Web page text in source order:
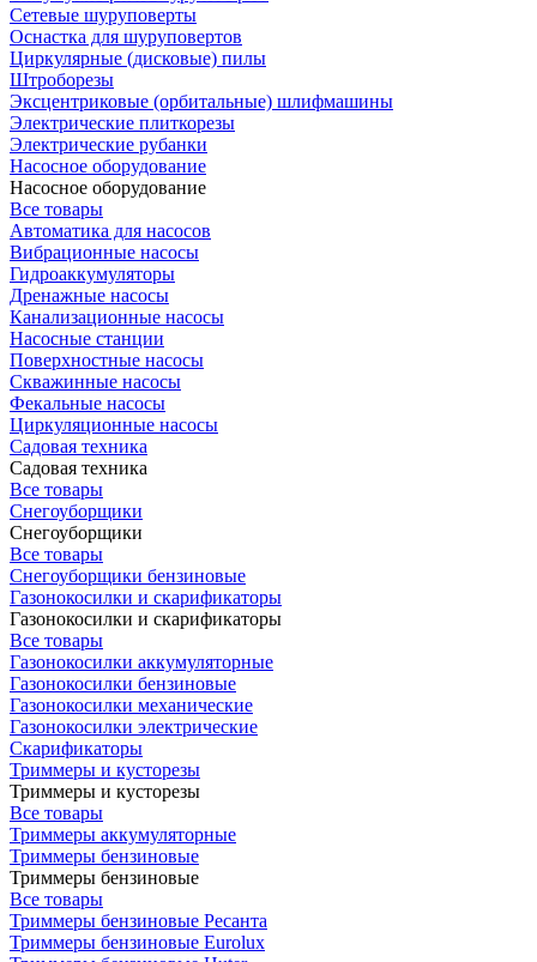
Сетевые шуруповерты
Оснастка для шуруповертов
Циркулярные (дисковые) пилы
Штроборезы
Эксцентриковые (орбитальные) шлифмашины
Электрические плиткорезы
Электрические рубанки
Насосное оборудование
Насосное оборудование
Все товары
Автоматика для насосов
Вибрационные насосы
Гидроаккумуляторы
Дренажные насосы
Канализационные насосы
Насосные станции
Поверхностные насосы
Скважинные насосы
Фекальные насосы
Циркуляционные насосы
Садовая техника
Садовая техника
Все товары
Снегоуборщики
Снегоуборщики
Все товары
Снегоуборщики бензиновые
Газонокосилки и скарификаторы
Газонокосилки и скарификаторы
Все товары
Газонокосилки аккумуляторные
Газонокосилки бензиновые
Газонокосилки механические
Газонокосилки электрические
Скарификаторы
Триммеры и кусторезы
Триммеры и кусторезы
Все товары
Триммеры аккумуляторные
Триммеры бензиновые
Триммеры бензиновые
Все товары
Триммеры бензиновые Ресанта
Триммеры бензиновые Eurolux